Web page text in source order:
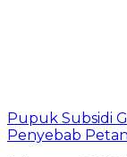
Pupuk Subsidi
Penyebab